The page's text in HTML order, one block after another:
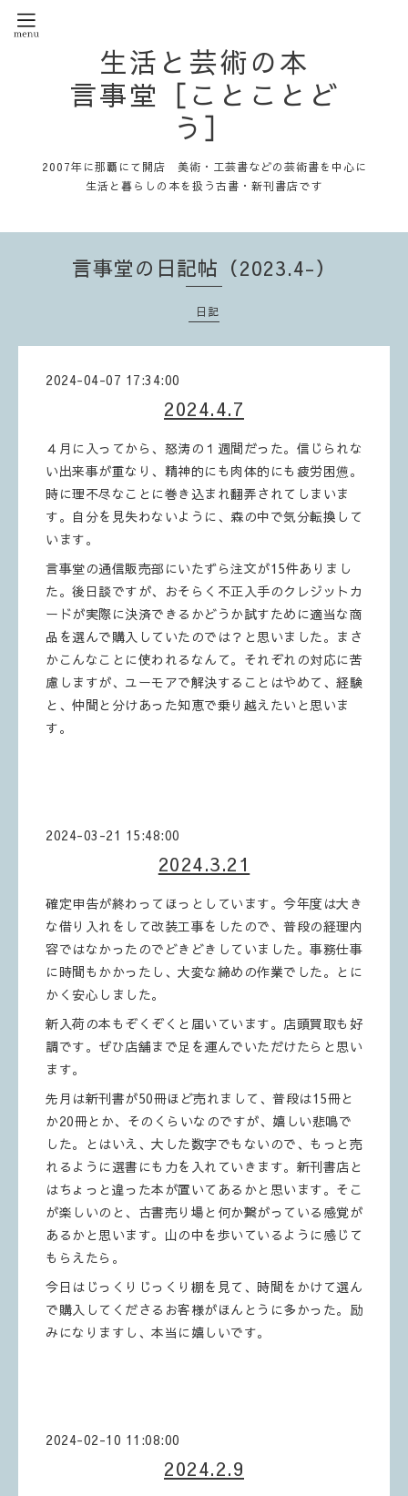
生活と芸術の本
言事堂［ことことど
う］
2007年に那覇にて開店 美術・工芸書などの芸術書を中心に
生活と暮らしの本を扱う古書・新刊書店です
言事堂の日記帖（2023.4-）
日記
2024-04-07 17:34:00
2024.4.7
４月に入ってから、怒涛の１週間だった。信じられな
い出来事が重なり、精神的にも肉体的にも疲労困憊。
時に理不尽なことに巻き込まれ翻弄されてしまいま
す。自分を見失わないように、森の中で気分転換して
います。
言事堂の通信販売部にいたずら注文が15件ありまし
た。後日談ですが、おそらく不正入手のクレジットカ
ードが実際に決済できるかどうか試すために適当な商
品を選んで購入していたのでは？と思いました。まさ
かこんなことに使われるなんて。それぞれの対応に苦
慮しますが、ユーモアで解決することはやめて、経験
と、仲間と分けあった知恵で乗り越えたいと思いま
す。
2024-03-21 15:48:00
2024.3.21
確定申告が終わってほっとしています。今年度は大き
な借り入れをして改装工事をしたので、普段の経理内
容ではなかったのでどきどきしていました。事務仕事
に時間もかかったし、大変な締めの作業でした。とに
かく安心しました。
新入荷の本もぞくぞくと届いています。店頭買取も好
調です。ぜひ店舗まで足を運んでいただけたらと思い
ます。
先月は新刊書が50冊ほど売れまして、普段は15冊と
か20冊とか、そのくらいなのですが、嬉しい悲鳴で
した。とはいえ、大した数字でもないので、もっと売
れるように選書にも力を入れていきます。新刊書店と
はちょっと違った本が置いてあるかと思います。そこ
が楽しいのと、古書売り場と何か繋がっている感覚が
あるかと思います。山の中を歩いているように感じて
もらえたら。
今日はじっくりじっくり棚を見て、時間をかけて選ん
で購入してくださるお客様がほんとうに多かった。励
みになりますし、本当に嬉しいです。
2024-02-10 11:08:00
2024.2.9